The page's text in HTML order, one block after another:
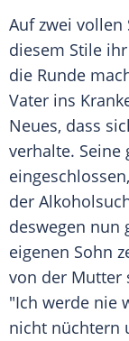
Auf zwei vollen
diesem Stile
die Runde
Vater ins
Neues, dass
verhalte. Seine
der
deswegen nun
eigenen Sohn
von der Mutter
"Ich werde nie
nicht nüchtern